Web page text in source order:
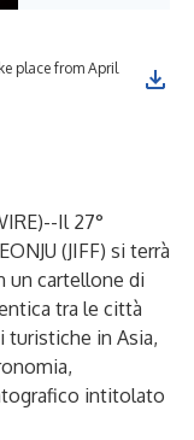
place from April
)--Il 27°
(JIFF) si terrà
un cartellone di
tra le città
turistiche in Asia,
intitolato